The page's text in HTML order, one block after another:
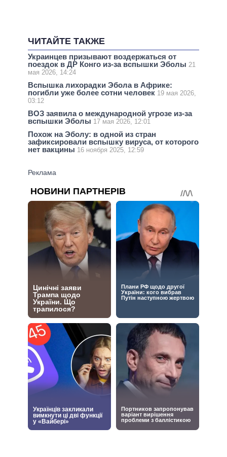
ЧИТАЙТЕ ТАКЖЕ
Украинцев призывают воздержаться от
поездок в ДР Конго из-за вспышки Эболы 21
мая 2026, 14:24
Вспышка лихорадки Эбола в Африке:
погибли уже более сотни человек 19 мая 2026,
03:12
ВОЗ заявила о международной угрозе из-за
вспышки Эболы 17 мая 2026, 12:01
Похож на Эболу: в одной из стран
зафиксировали вспышку вируса, от которого
нет вакцины 16 ноября 2025, 12:59